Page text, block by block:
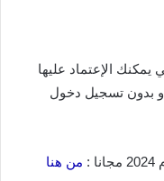
يمكنك الإعتماد عليها
و بدون تسجيل دخول
من هنا